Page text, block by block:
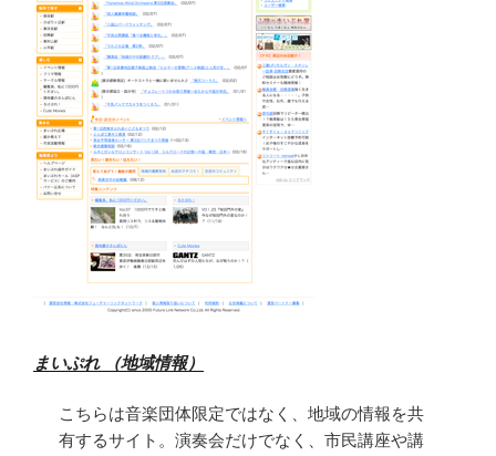
まいぷれ （地域情報）
こちらは音楽団体限定ではなく、地域の情報を共
有するサイト。演奏会だけでなく、市民講座や講